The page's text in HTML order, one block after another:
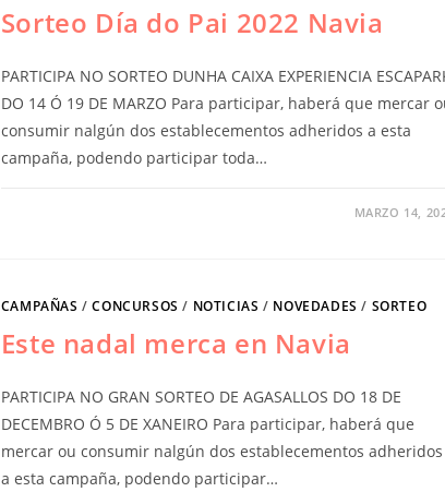
Sorteo Día do Pai 2022 Navia
PARTICIPA NO SORTEO DUNHA CAIXA EXPERIENCIA
DO 14 Ó 19 DE MARZO Para participar, haberá que mercar
consumir nalgún dos establecementos adheridos a esta
campaña, podendo participar toda…
MARZO 14,
CAMPAÑAS /CONCURSOS / NOTICIAS / NOVEDADES / SORTEO
Este nadal merca en Navia
PARTICIPA NO GRAN SORTEO DE AGASALLOS DO 18 DE
DECEMBRO Ó 5 DE XANEIRO Para participar, haberá que
mercar ou consumir nalgún dos establecementos adheridos
a esta campaña, podendo participar…